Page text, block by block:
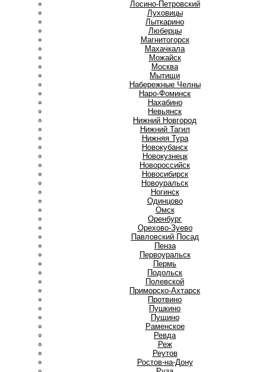
Лосино-Петровский
Луховицы
Лыткарино
Люберцы
Магнитогорск
Махачкала
Можайск
Москва
Мытищи
Набережные Челны
Наро-Фоминск
Нахабино
Невьянск
Нижний Новгород
Нижний Тагил
Нижняя Тура
Новокубанск
Новокузнецк
Новороссийск
Новосибирск
Новоуральск
Ногинск
Одинцово
Омск
Оренбург
Орехово-Зуево
Павловский Посад
Пенза
Первоуральск
Пермь
Подольск
Полевской
Приморско-Ахтарск
Протвино
Пушкино
Пущино
Раменское
Ревда
Реж
Реутов
Ростов-на-Дону